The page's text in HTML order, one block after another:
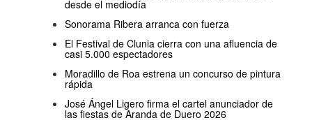
desde el mediodía
Sonorama Ribera arranca con fuerza
El Festival de Clunia cierra con una afluencia de
casi 5.000 espectadores
Moradillo de Roa estrena un concurso de pintura
rápida
José Ángel Ligero firma el cartel anunciador de
las fiestas de Aranda de Duero 2026